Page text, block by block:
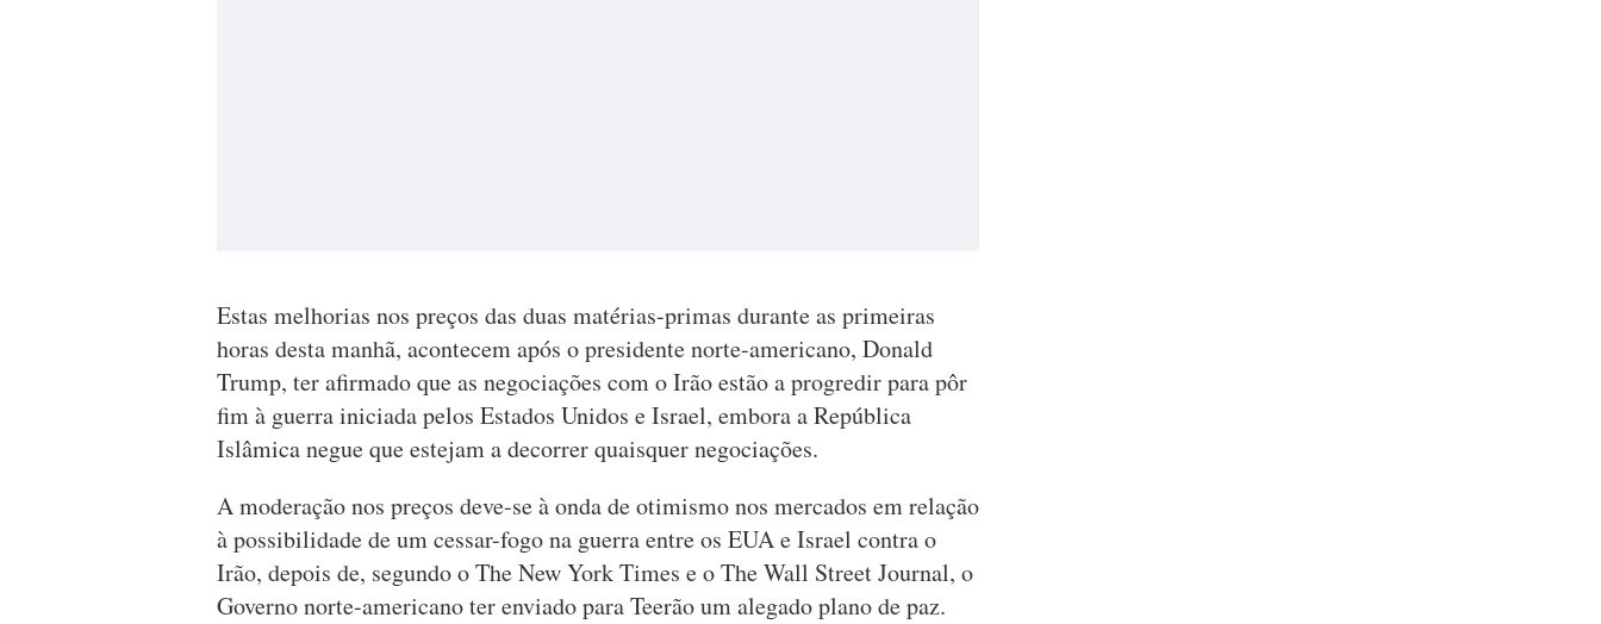
Estas melhorias nos preços das duas matérias-primas durante as primeiras
horas desta manhã, acontecem após o presidente norte-americano, Donald
Trump, ter afirmado que as negociações com o Irão estão a progredir para pôr
fim à guerra iniciada pelos Estados Unidos e Israel, embora a República
Islâmica negue que estejam a decorrer quaisquer negociações.
A moderação nos preços deve-se à onda de otimismo nos mercados em relação
à possibilidade de um cessar-fogo na guerra entre os EUA e Israel contra o
Irão, depois de, segundo o The New York Times e o The Wall Street Journal, o
Governo norte-americano ter enviado para Teerão um alegado plano de paz.